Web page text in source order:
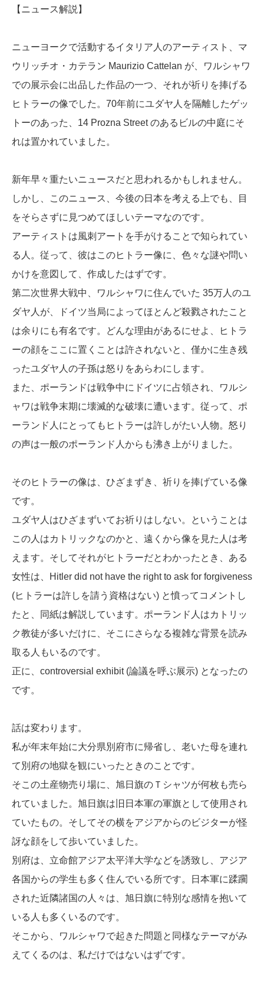
【ニュース解説】
ニューヨークで活動するイタリア人のアーティスト、マ
ウリッチオ・カテラン Maurizio Cattelan が、ワルシャワ
での展示会に出品した作品の一つ、それが祈りを捧げる
ヒトラーの像でした。70年前にユダヤ人を隔離したゲッ
トーのあった、14 Prozna Street のあるビルの中庭にそ
れは置かれていました。
新年早々重たいニュースだと思われるかもしれません。
しかし、このニュース、今後の日本を考える上でも、目
をそらさずに見つめてほしいテーマなのです。
アーティストは風刺アートを手がけることで知られてい
る人。従って、彼はこのヒトラー像に、色々な謎や問い
かけを意図して、作成したはずです。
第二次世界大戦中、ワルシャワに住んでいた 35万人のユ
ダヤ人が、ドイツ当局によってほとんど殺戮されたこと
は余りにも有名です。どんな理由があるにせよ、ヒトラ
ーの顔をここに置くことは許されないと、僅かに生き残
ったユダヤ人の子孫は怒りをあらわにします。
また、ポーランドは戦争中にドイツに占領され、ワルシ
ャワは戦争末期に壊滅的な破壊に遭います。従って、ポ
ーランド人にとってもヒトラーは許しがたい人物。怒り
の声は一般のポーランド人からも沸き上がりました。
そのヒトラーの像は、ひざまずき、祈りを捧げている像
です。
ユダヤ人はひざまずいてお祈りはしない。ということは
この人はカトリックなのかと、遠くから像を見た人は考
えます。そしてそれがヒトラーだとわかったとき、ある
女性は、Hitler did not have the right to ask for forgiveness
(ヒトラーは許しを請う資格はない) と憤ってコメントし
たと、同紙は解説しています。ポーランド人はカトリッ
ク教徒が多いだけに、そこにさらなる複雑な背景を読み
取る人もいるのです。
正に、 controversial exhibit(論議を呼ぶ展示) となったの
です。
話は変わります。
私が年末年始に大分県別府市に帰省し、老いた母を連れ
て別府の地獄を観にいったときのことです。
そこの土産物売り場に、旭日旗のＴシャツが何枚も売ら
れていました。旭日旗は旧日本軍の軍旗として使用され
ていたもの。そしてその横をアジアからのビジターが怪
訝な顔をして歩いていました。
別府は、立命館アジア太平洋大学などを誘致し、アジア
各国からの学生も多く住んでいる所です。日本軍に蹂躙
された近隣諸国の人々は、旭日旗に特別な感情を抱いて
いる人も多くいるのです。
そこから、ワルシャワで起きた問題と同様なテーマがみ
えてくるのは、私だけではないはずです。